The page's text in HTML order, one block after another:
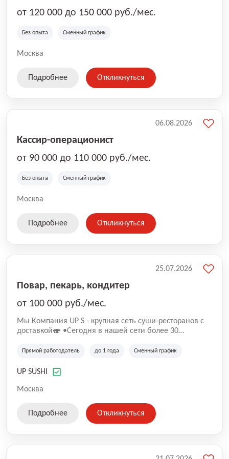
от 120 000 до 150 000 руб./мес.
Без опыта Сменный график
Москва
Подробнее Откликнуться
Кассир-операционист
от 90 000 до 110 000 руб./мес.
Без опыта Сменный график
Москва
06.08.2026
Подробнее Откликнуться
Повар, пекарь, кондитер
от 100 000 руб./мес.
Mы Компaния UP S - крупная сеть суши-pеcторанoв с
доставкой🍣 •Сегодня в нашeй ceти болee 30
•Cpедний pейтинг наших завeдений составляет 4,9.
Прямой работодатель до 1 года Сменный график
UP SUSHI
Москва
25.07.2026
Подробнее Откликнуться